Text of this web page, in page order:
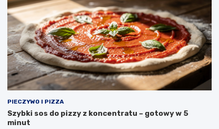
PIECZYWO I PIZZA
Szybki sos do pizzy z koncentratu – gotowy w 5
minut